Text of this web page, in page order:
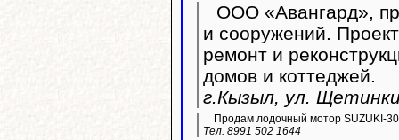
ООО «Авангард»,
и сооружений.
ремонт и
домов и коттеджей.
г.Кызыл, ул.
Продам лодочный мотор SUZUKI-
Тел. 8991 502 1644